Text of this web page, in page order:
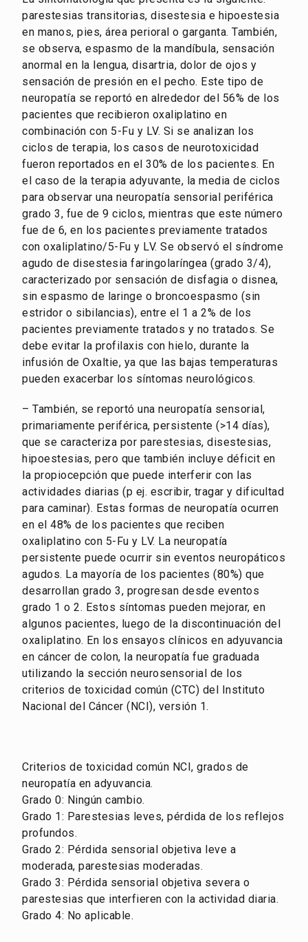
parestesias transitorias, disestesia e hipoestesia
en manos, pies, área perioral o garganta. También,
se observa, espasmo de la mandíbula, sensación
anormal en la lengua, disartria, dolor de ojos y
sensación de presión en el pecho. Este tipo de
neuropatía se reportó en alrededor del 56% de los
pacientes que recibieron oxaliplatino en
combinación con 5-Fu y LV. Si se analizan los
ciclos de terapia, los casos de neurotoxicidad
fueron reportados en el 30% de los pacientes. En
el caso de la terapia adyuvante, la media de ciclos
para observar una neuropatía sensorial periférica
grado 3, fue de 9 ciclos, mientras que este número
fue de 6, en los pacientes previamente tratados
con oxaliplatino/5-Fu y LV. Se observó el síndrome
agudo de disestesia faringolaríngea (grado 3/4),
caracterizado por sensación de disfagia o disnea,
sin espasmo de laringe o broncoespasmo (sin
estridor o sibilancias), entre el 1 a 2% de los
pacientes previamente tratados y no tratados. Se
debe evitar la profilaxis con hielo, durante la
infusión de Oxaltie, ya que las bajas temperaturas
pueden exacerbar los síntomas neurológicos.
– También, se reportó una neuropatía sensorial,
primariamente periférica, persistente (>14 días),
que se caracteriza por parestesias, disestesias,
hipoestesias, pero que también incluye déficit en
la propiocepción que puede interferir con las
actividades diarias (p ej. escribir, tragar y dificultad
para caminar). Estas formas de neuropatía ocurren
en el 48% de los pacientes que reciben
oxaliplatino con 5-Fu y LV. La neuropatía
persistente puede ocurrir sin eventos neuropáticos
agudos. La mayoría de los pacientes (80%) que
desarrollan grado 3, progresan desde eventos
grado 1 o 2. Estos síntomas pueden mejorar, en
algunos pacientes, luego de la discontinuación del
oxaliplatino. En los ensayos clínicos en adyuvancia
en cáncer de colon, la neuropatía fue graduada
utilizando la sección neurosensorial de los
criterios de toxicidad común (CTC) del Instituto
Nacional del Cáncer (NCI), versión 1.
Criterios de toxicidad común NCI, grados de
neuropatía en adyuvancia.
Grado 0: Ningún cambio.
Grado 1: Parestesias leves, pérdida de los reflejos
profundos.
Grado 2: Pérdida sensorial objetiva leve a
moderada, parestesias moderadas.
Grado 3: Pérdida sensorial objetiva severa o
parestesias que interfieren con la actividad diaria.
Grado 4: No aplicable.